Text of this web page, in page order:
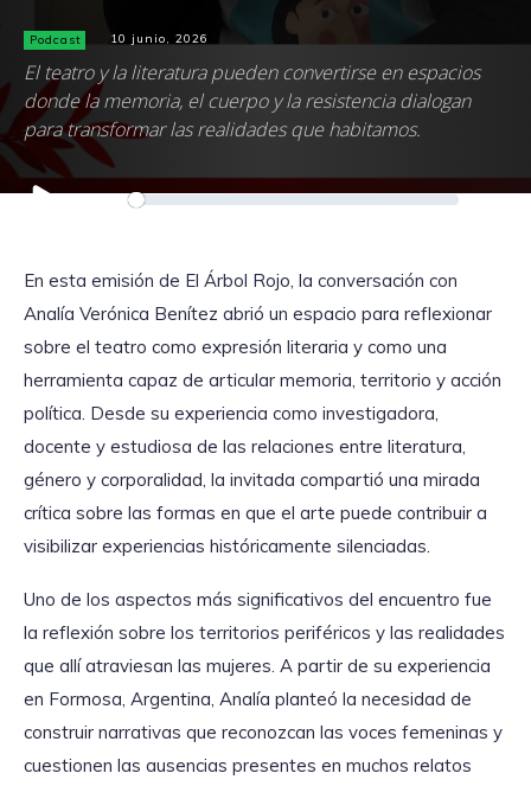
Podcast 10 junio, 2026
El teatro y la literatura pueden convertirse en espacios
donde la memoria, el cuerpo y la resistencia dialogan
para transformar las realidades que habitamos.
Reproductor
00:00 00:00
En esta emisión de El Árbol Rojo, la conversación con
Analía Verónica Benítez abrió un espacio para reflexionar
sobre el teatro como expresión literaria y como una
herramienta capaz de articular memoria, territorio y acción
política. Desde su experiencia como investigadora,
docente y estudiosa de las relaciones entre literatura,
género y corporalidad, la invitada compartió una mirada
crítica sobre las formas en que el arte puede contribuir a
visibilizar experiencias históricamente silenciadas.
Uno de los aspectos más significativos del encuentro fue
la reflexión sobre los territorios periféricos y las realidades
que allí atraviesan las mujeres. A partir de su experiencia
en Formosa, Argentina, Analía planteó la necesidad de
construir narrativas que reconozcan las voces femeninas y
cuestionen las ausencias presentes en muchos relatos